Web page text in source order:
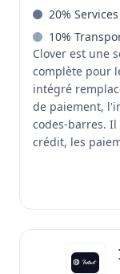
20% Services
10%
Clover est une
complète pour
intégré
de paiement,
codes-barres.
crédit, les